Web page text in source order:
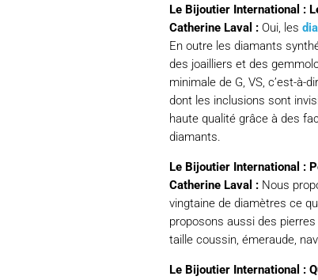
Le Bijoutier International :
Catherine Laval : Oui, les
En outre les diamants
des joailliers et des
minimale de G, VS, c’est-
dont les inclusions sont
haute qualité grâce à des
diamants.
Le Bijoutier International :
Catherine Laval : Nous
vingtaine de diamètres ce
proposons aussi des
taille coussin, émeraude,
Le Bijoutier International :